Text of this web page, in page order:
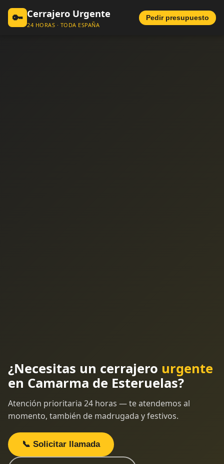
🔑 Cerrajero Urgente
24 HORAS · TODA ESPAÑA
Pedir presupuesto
¿Necesitas un cerrajero urgente
en Camarma de Esteruelas?
Atención prioritaria 24 horas — te atendemos al
momento, también de madrugada y festivos.
📞 Solicitar llamada